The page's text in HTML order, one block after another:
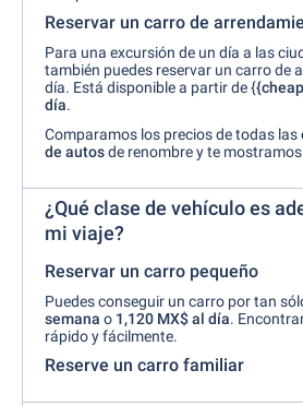
Reservar un carro de
Para una excursión de un día a las
también puedes reservar un carro de
día. Está disponible a partir de {
día.
Comparamos los precios de todas las
de autosde renombre y te
¿Qué clase de vehículo es
mi viaje?
Reservar un carro pequeño
Puedes conseguir un carro por tan
semana o 1,120 MX$ al día.
rápido y fácilmente.
Reserve un carro familiar